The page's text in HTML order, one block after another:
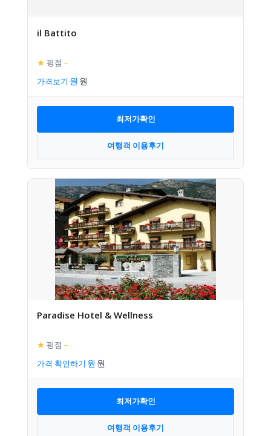
il Battito
★ 평점 –
가격보기
최저가확인
여행객 이용후기
Paradise Hotel & Wellness
★ 평점 –
가격 확인하기
최저가확인
여행객 이용후기